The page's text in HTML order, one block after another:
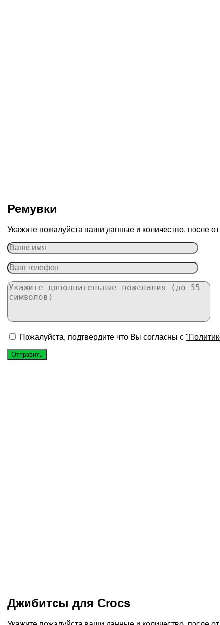
Ремувки
Укажите пожалуйста ваши данные и количество, после
Пожалуйста, подтвердите что Вы согласны с
Джибитсы для Сrocs